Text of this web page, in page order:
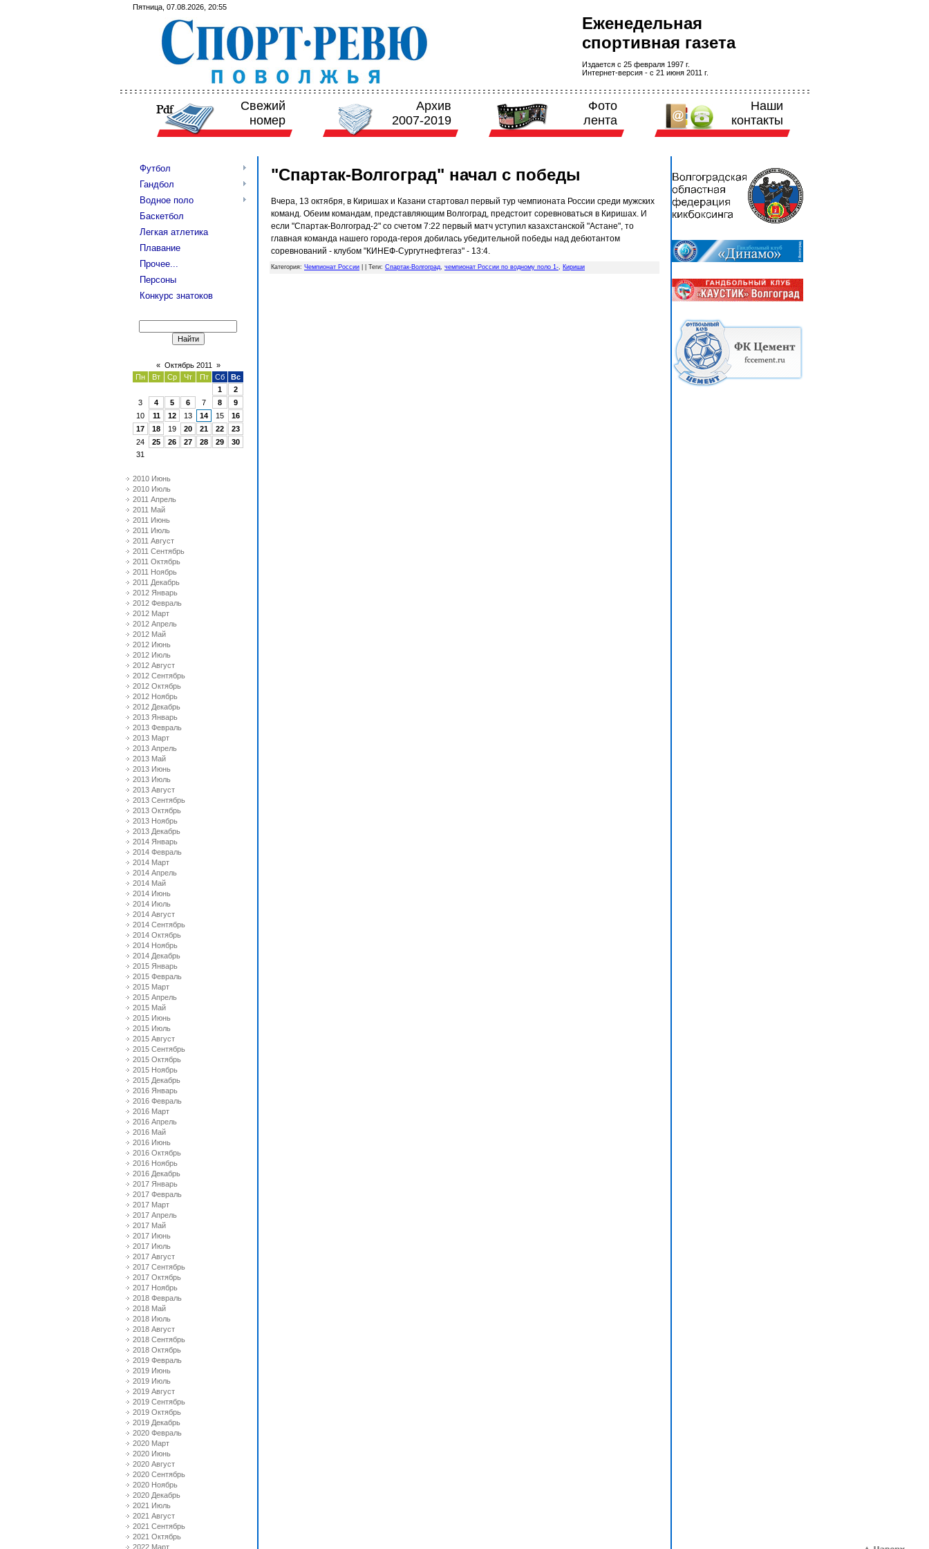
Пятница, 07.08.2026, 20:55
Еженедельная
спортивная газета
Издается с 25 февраля 1997 г.
Интернет-версия - с 21 июня 2011 г.
Свежий
номер
Архив
2007-2019
Фото
лента
Наши
контакты
Футбол
Гандбол
Водное поло
Баскетбол
Легкая атлетика
Плавание
Прочее...
Персоны
Конкурс знатоков
« Октябрь 2011
»
Пн
Вт Ср Чт Пт Сб
Вс
1
2
3
4 5 6 7 8
9
10
11 12 13 14 15
16
17
18 19 20 21 22
23
24
25 26 27 28 29
30
31
2010 Июнь
2010 Июль
2011 Апрель
2011 Май
2011 Июнь
2011 Июль
2011 Август
2011 Сентябрь
2011 Октябрь
2011 Ноябрь
2011 Декабрь
2012 Январь
2012 Февраль
2012 Март
2012 Апрель
2012 Май
2012 Июнь
2012 Июль
2012 Август
2012 Сентябрь
2012 Октябрь
2012 Ноябрь
2012 Декабрь
2013 Январь
2013 Февраль
2013 Март
2013 Апрель
2013 Май
2013 Июнь
2013 Июль
2013 Август
2013 Сентябрь
2013 Октябрь
2013 Ноябрь
2013 Декабрь
2014 Январь
2014 Февраль
2014 Март
2014 Апрель
2014 Май
2014 Июнь
2014 Июль
2014 Август
2014 Сентябрь
2014 Октябрь
2014 Ноябрь
2014 Декабрь
2015 Январь
2015 Февраль
2015 Март
2015 Апрель
2015 Май
2015 Июнь
2015 Июль
2015 Август
2015 Сентябрь
2015 Октябрь
2015 Ноябрь
2015 Декабрь
2016 Январь
2016 Февраль
2016 Март
2016 Апрель
2016 Май
2016 Июнь
2016 Октябрь
2016 Ноябрь
2016 Декабрь
2017 Январь
2017 Февраль
2017 Март
2017 Апрель
2017 Май
2017 Июнь
2017 Июль
2017 Август
2017 Сентябрь
2017 Октябрь
2017 Ноябрь
2018 Февраль
2018 Май
2018 Июль
2018 Август
2018 Сентябрь
2018 Октябрь
2019 Февраль
2019 Июнь
2019 Июль
2019 Август
2019 Сентябрь
2019 Октябрь
2019 Декабрь
2020 Февраль
2020 Март
2020 Июнь
2020 Август
2020 Сентябрь
2020 Ноябрь
2020 Декабрь
2021 Июль
2021 Август
2021 Сентябрь
2021 Октябрь
2022 Март
"Спартак-Волгоград" начал с победы
Вчера, 13 октября, в Киришах и Казани стартовал первый тур чемпионата России среди мужских
команд. Обеим командам, представляющим Волгоград, предстоит соревноваться в Киришах. И
если "Спартак-Волгоград-2" со счетом 7:22 первый матч уступил казахстанской "Астане", то
главная команда нашего города-героя добилась убедительной победы над дебютантом
соревнований - клубом "КИНЕФ-Сургутнефтегаз" - 13:4.
Категория: Чемпионат России Теги: Спартак-Волгоград, чемпионат России по водному поло 1-, Кириши